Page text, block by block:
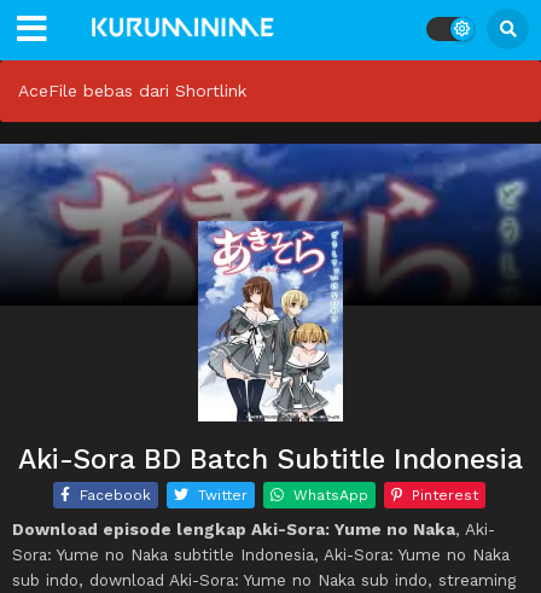
AceFile bebas dari Shortlink
Aki-Sora BD Batch Subtitle Indonesia
Facebook Twitter WhatsApp Pinterest
Download episode lengkap Aki-Sora: Yume no Naka, Aki-
Sora: Yume no Naka subtitle Indonesia, Aki-Sora: Yume no Naka
sub indo, download Aki-Sora: Yume no Naka sub indo, streaming